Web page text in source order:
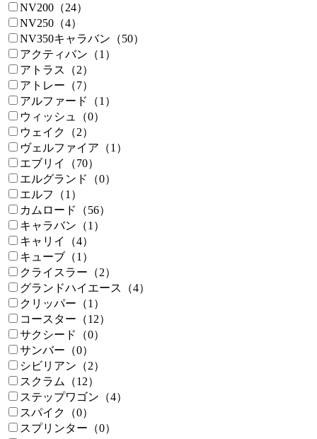
NV200（24）
NV250（4）
NV350キャラバン（50）
アクティバン（1）
アトラス（2）
アトレー（7）
アルファード（1）
ウィッシュ（0）
ウェイク（2）
ヴェルファイア（1）
エブリイ（70）
エルグランド（0）
エルフ（1）
カムロード（56）
キャラバン（1）
キャリイ（4）
キューブ（1）
クライスラー（2）
グランドハイエース（4）
クリッパー（1）
コースター（12）
サクシード（0）
サンバー（0）
シビリアン（2）
スクラム（12）
ステップワゴン（4）
スパイク（0）
スプリンター（0）